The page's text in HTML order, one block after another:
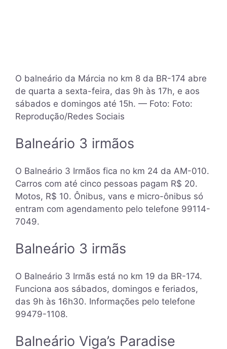
O balneário da Márcia no km 8 da BR-174 abre
de quarta a sexta-feira, das 9h às 17h, e aos
sábados e domingos até 15h. — Foto: Foto:
Reprodução/Redes Sociais
Balneário 3 irmãos
O Balneário 3 Irmãos fica no km 24 da AM-010.
Carros com até cinco pessoas pagam R$ 20.
Motos, R$ 10. Ônibus, vans e micro-ônibus só
entram com agendamento pelo telefone 99114-
7049.
Balneário 3 irmãs
O Balneário 3 Irmãs está no km 19 da BR-174.
Funciona aos sábados, domingos e feriados,
das 9h às 16h30. Informações pelo telefone
99479-1108.
Balneário Viga’s Paradise